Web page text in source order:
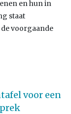
en hun in
staat
voorgaande
voor een